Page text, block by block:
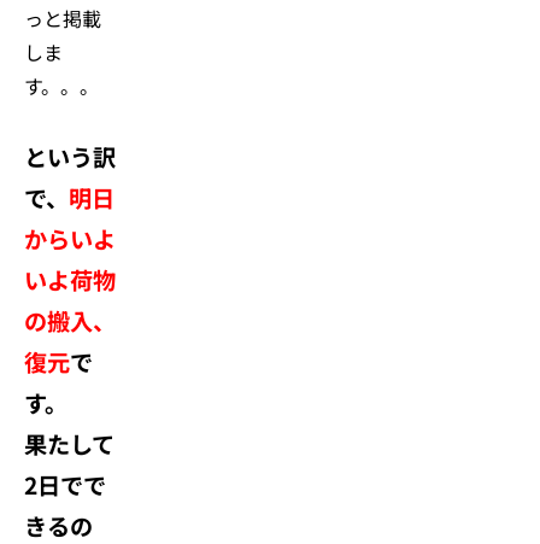
っと掲載
しま
す。。。
という訳
で、 明日
からいよ
いよ荷物
の搬入、
復元で
す。
果たして
2日でで
きるの